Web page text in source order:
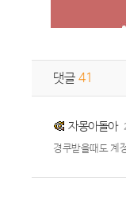
댓글 41
자몽아돌아
경쿠받을때도 계